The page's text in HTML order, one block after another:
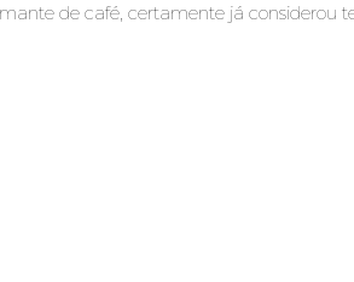
de café, certamente já